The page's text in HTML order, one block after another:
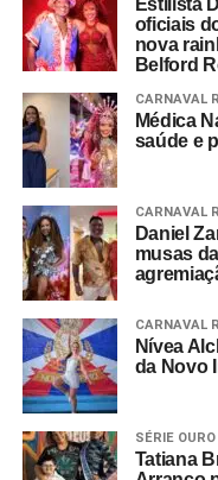
oficiais
nova
Belford
CARNAVAL
Médica
saúde e
CARNAVAL
Daniel
musas
CARNAVAL
Nívea
da Novo
SÉRIE
Tatiana